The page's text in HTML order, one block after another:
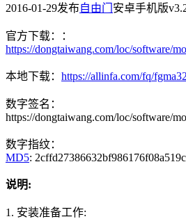
2016-01-29发布自由门 安卓手机版
官方下载：：
https://dongtaiwang.com/loc/software/
本地下载： https://allinfa.com/fq/
数字签名：
https://dongtaiwang.com/loc/software/
数字指纹：
MD5:
说明:
1. 安装准备工作: